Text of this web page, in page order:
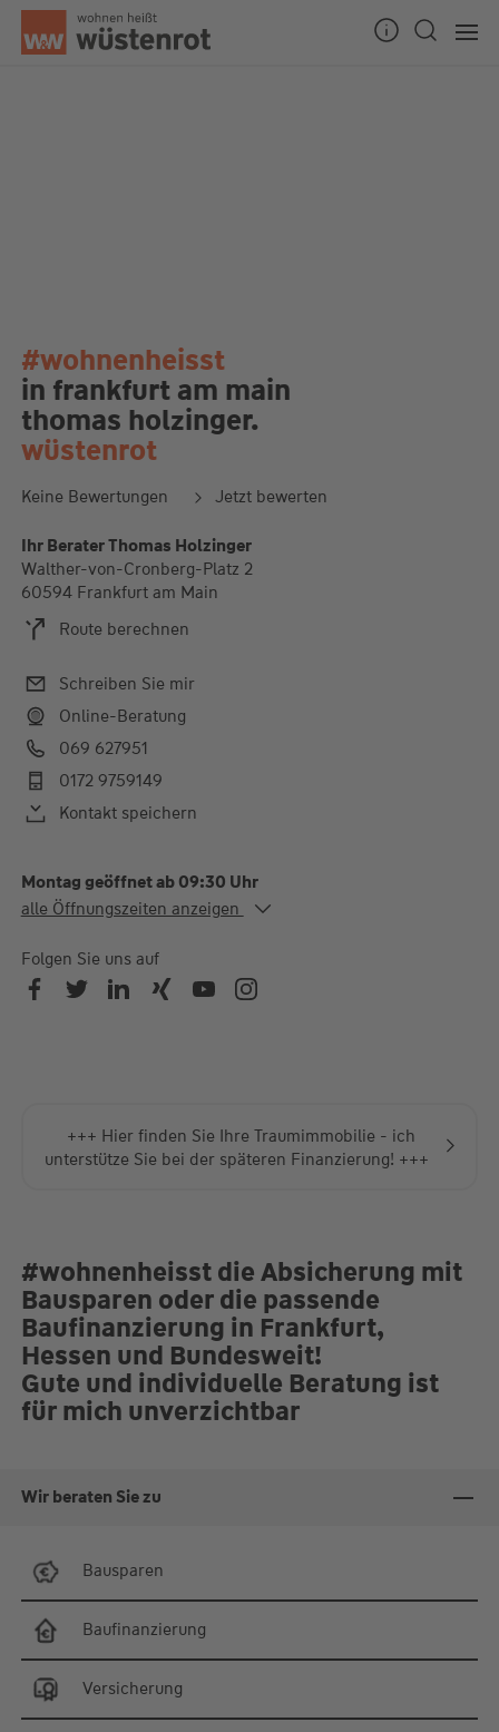
#wohnenheisst
in frankfurt am main
thomas holzinger.
wüstenrot
Keine Bewertungen Jetzt bewerten
Ihr Berater Thomas Holzinger
Walther-von-Cronberg-Platz 2
60594 Frankfurt am Main
Route berechnen
Schreiben Sie mir
Online-Beratung
069 627951
0172 9759149
Kontakt speichern
Montag geöffnet ab 09:30 Uhr
Alle Öffnungszeiten
Termine gerne nach Absprache auch außerhalb der
Öffnungszeiten.
alle Öffnungszeiten anzeigen
Folgen Sie uns auf
+++ Hier finden Sie Ihre Traumimmobilie - ich
unterstütze Sie bei der späteren Finanzierung! +++
#wohnenheisst die Absicherung mit
Bausparen oder die passende
Baufinanzierung in Frankfurt,
Hessen und Bundesweit!
Gute und individuelle Beratung ist
für mich unverzichtbar
Wir beraten Sie zu
Bausparen
Baufinanzierung
Versicherung